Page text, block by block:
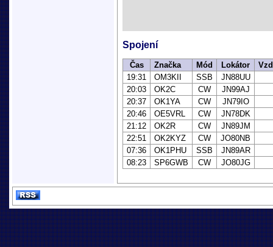
Spojení
Čas Značka Mód Lokátor
19:31
OM3KII SSB
JN88UU
20:03
OK2C CW
JN99AJ
20:37
OK1YA CW
JN79IO
20:46
OE5VRL CW
JN78DK
21:12
OK2R CW
JN89JM
22:51
OK2KYZ CW
JO80NB
07:36
OK1PHU SSB
JN89AR
08:23
SP6GWB CW JO80JG